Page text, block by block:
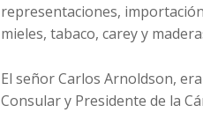
representaciones,
mieles, tabaco, carey y
El señor Carlos Arnoldson,
Consular y Presidente de la